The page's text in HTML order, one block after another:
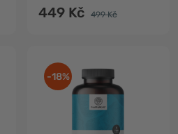
449 Kč 499 Kč
-18%